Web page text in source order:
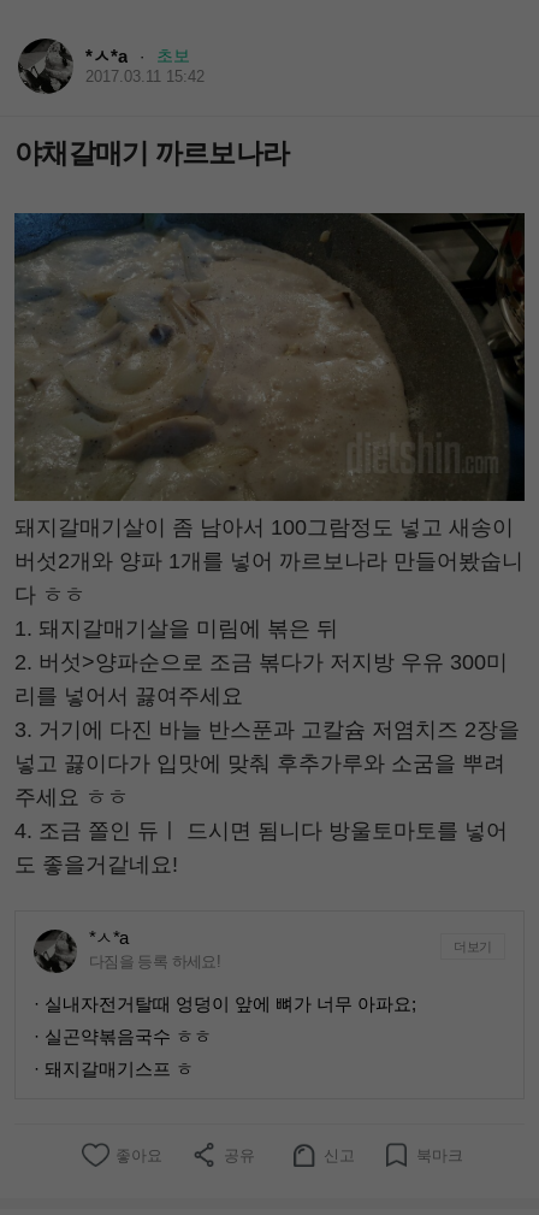
*ㅅ*a · 초보
2017.03.11 15:42
야채갈매기 까르보나라
돼지갈매기살이 좀 남아서 100그람정도 넣고 새송이
버섯2개와 양파 1개를 넣어 까르보나라 만들어봤숩니
다 ㅎㅎ
1. 돼지갈매기살을 미림에 볶은 뒤
2. 버섯>양파순으로 조금 볶다가 저지방 우유 300미
리를 넣어서 끓여주세요
3. 거기에 다진 바늘 반스푼과 고칼슘 저염치즈 2장을
넣고 끓이다가 입맛에 맞춰 후추가루와 소굼을 뿌려
주세요 ㅎㅎ
4. 조금 쫄인 듀ㅣ 드시면 됨니다 방울토마토를 넣어
도 좋을거같네요!
*ㅅ*a
다짐을 등록 하세요!
더보기
· 실내자전거탈때 엉덩이 앞에 뼈가 너무 아파요;
· 실곤약볶음국수 ㅎㅎ
· 돼지갈매기스프 ㅎ
좋아요 공유 신고 북마크